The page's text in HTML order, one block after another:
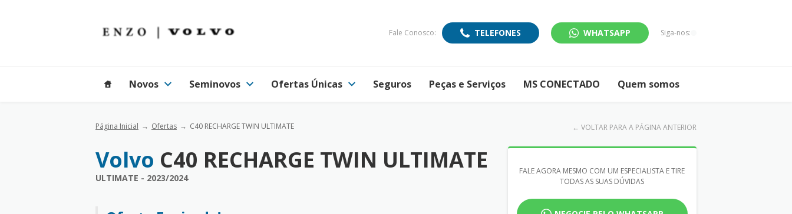
Fale Conosco: TELEFONES WHATSAPP Siga-nos:
Novos Seminovos Ofertas Únicas Seguros Peças e Serviços MS CONECTADO Quem somos
Página Inicial Ofertas C40 RECHARGE TWIN ULTIMATE ← VOLTAR PARA A PÁGINA ANTERIOR
Volvo C40 RECHARGE TWIN ULTIMATE
ULTIMATE - 2023/2024
FALE AGORA MESMO COM UM ESPECIALISTA E TIRE
TODAS AS SUAS DÚVIDAS